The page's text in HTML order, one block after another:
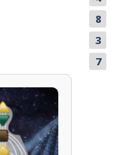
8
3
7